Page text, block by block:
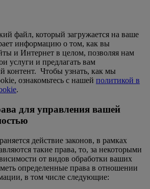
файл, который загружается на ваше
информацию о том, как вы
и Интернет в целом, позволяя нам
услуги и предлагать вам
контент. Чтобы узнать, как мы
ознакомьтесь с нашей политикой в
.
для управления вашей
действие законов, в рамках
такие права, то, за некоторыми
от видов обработки ваших
определенные права в отношении
в том числе следующие: